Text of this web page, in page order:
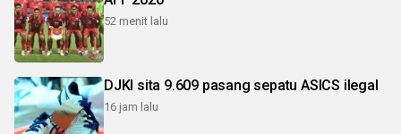
52 menit lalu
DJKI sita 9.609 pasang sepatu ASICS ilegal
16 jam lalu